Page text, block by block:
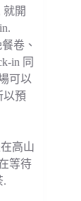
就開
卷、
in 同
可以
以預
高山
等待
.